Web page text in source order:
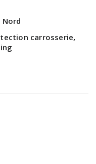
Nord
carrosserie,